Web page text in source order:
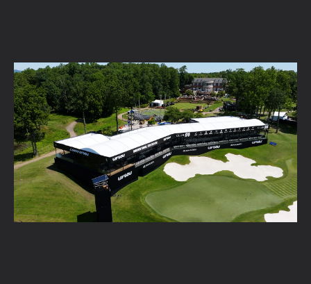
Inspiratie en trends voor bedrijfsevents in
2026
Lees verder →